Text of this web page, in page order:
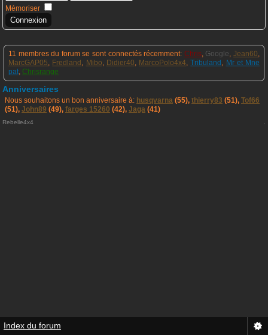
Mémoriser
11 membres du forum se sont connectés récemment: Chris, Google,Jean60,
MarcGAP05, Fredland , Mibo, Didier40, MarcoPolo4x4,Tribuland , Mr et Mne
pat, Chrisrange
Anniversaires
Nous souhaitons un bon anniversaire à: husqvarna (55), thierry83 (51), Tof66
(51), John89 (49), farges 15260 (42), Jaga (41)
Rebelle4x4
Index du forum